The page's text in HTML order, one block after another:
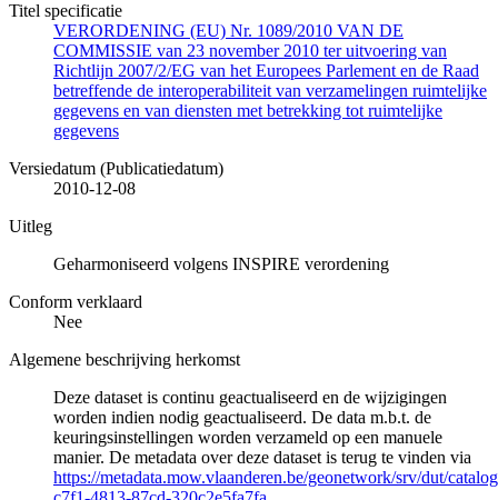
Titel specificatie
VERORDENING (EU) Nr. 1089/2010 VAN DE
COMMISSIE van 23 november 2010 ter uitvoering van
Richtlijn 2007/2/EG van het Europees Parlement en de Raad
betreffende de interoperabiliteit van verzamelingen ruimtelijke
gegevens en van diensten met betrekking tot ruimtelijke
gegevens
Versiedatum (Publicatiedatum)
2010-12-08
Uitleg
Geharmoniseerd volgens INSPIRE verordening
Conform verklaard
Nee
Algemene beschrijving herkomst
Deze dataset is continu geactualiseerd en de wijzigingen
worden indien nodig geactualiseerd. De data m.b.t. de
keuringsinstellingen worden verzameld op een manuele
manier. De metadata over deze dataset is terug te vinden via
https://metadata.mow.vlaanderen.be/geonetwork/srv/dut/